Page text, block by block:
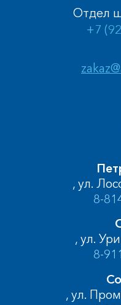
Отдел
+7
, ул.
8-
, ул.
8-
, ул.